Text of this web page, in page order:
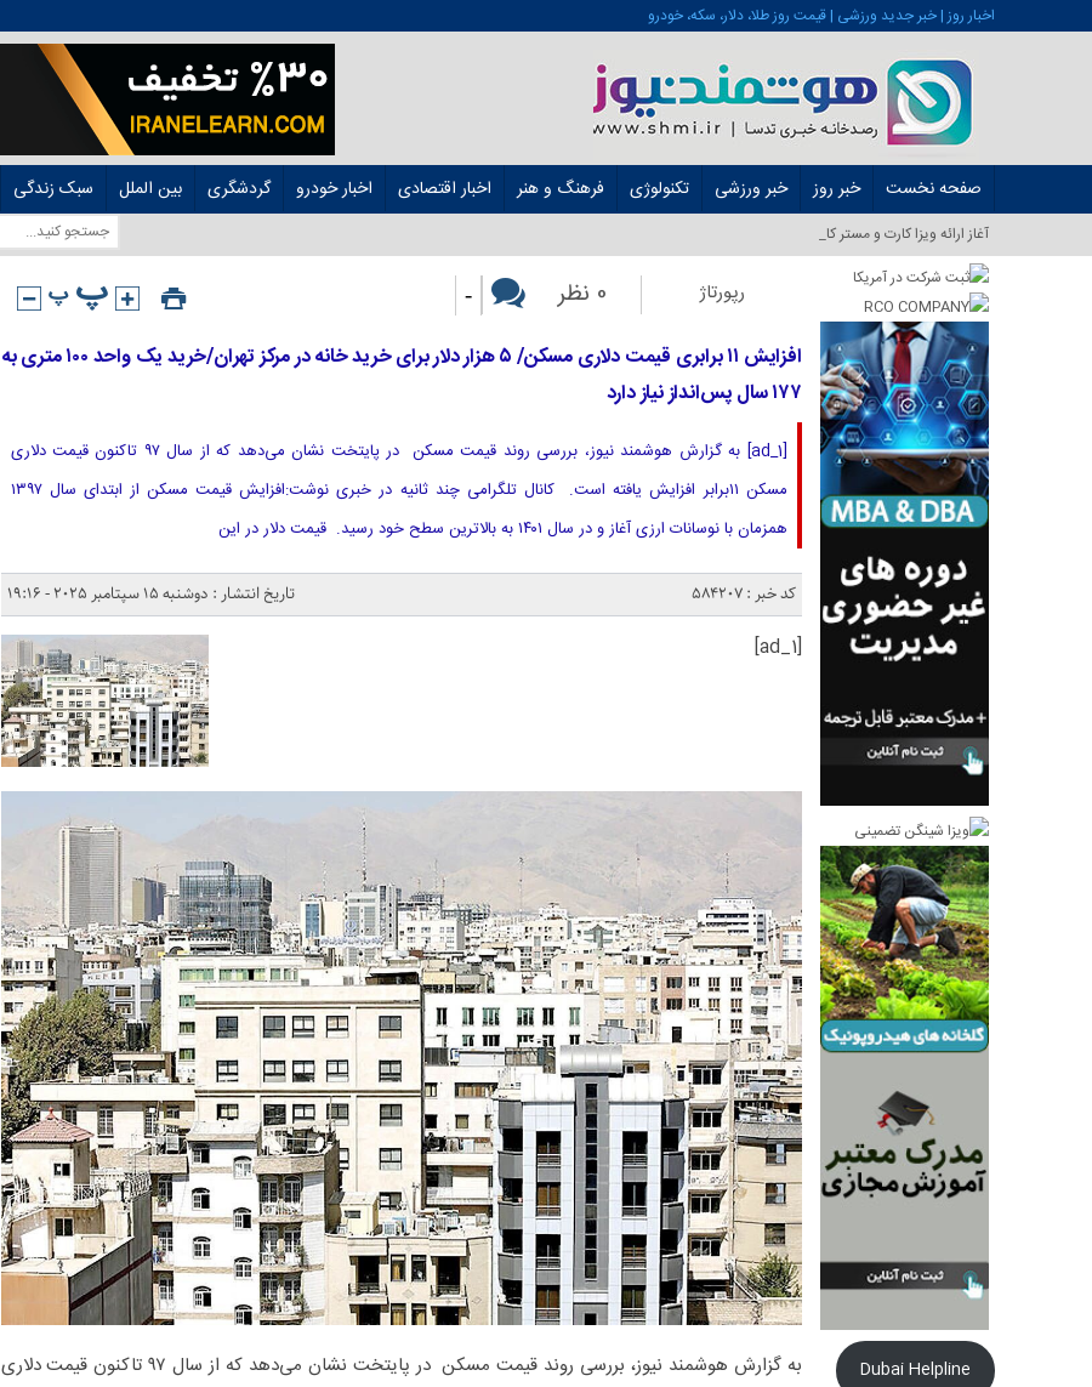
اخبار روز | خبر جدید ورزشی | قیمت روز طلا، دلار، سکه، خودرو
صفحه نخست خبر روز خبر ورزشی تکنولوژی فرهنگ و هنر اخبار اقتصادی اخبار خودرو گردشگری بین الملل سبک زندگی
آغاز ارائه ویزا کارت و مستر کارت در ایران از شه_
رپورتاژ 0 نظر -
افزایش ۱۱ برابری قیمت دلاری مسکن/ ۵ هزار دلار برای خرید خانه در مرکز تهران/خرید یک واحد ۱۰۰ متری به
۱۷۷ سال پس‌انداز نیاز دارد
[ad_1] به گزارش هوشمند نیوز، بررسی روند قیمت مسکن در پایتخت نشان می‌دهد که از سال ۹۷ تاکنون قیمت دلاری
مسکن ۱۱برابر افزایش یافته است. کانال تلگرامی چند ثانیه در خبری نوشت:افزایش قیمت مسکن از ابتدای سال ۱۳۹۷
همزمان با نوسانات ارزی آغاز و در سال ۱۴۰۱ به بالاترین سطح خود رسید. قیمت دلار در این
کد خبر : 584207 تاریخ انتشار : دوشنبه 15 سپتامبر 2025 - 19:16
[ad_1]
به گزارش هوشمند نیوز، بررسی روند قیمت مسکن در پایتخت نشان می‌دهد که از سال ۹۷ تاکنون قیمت دلاری
Dubai Helpline